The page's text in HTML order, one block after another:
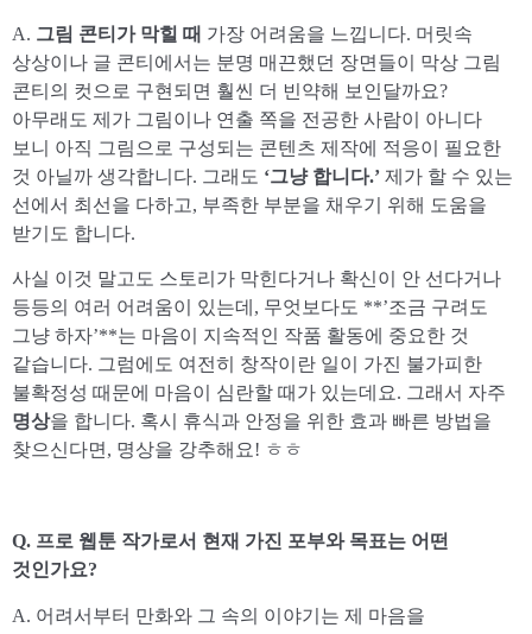
A. 그림 콘티가 막힐 때 가장 어려움을 느낍니다. 머릿속
상상이나 글 콘티에서는 분명 매끈했던 장면들이 막상 그림
콘티의 컷으로 구현되면 훨씬 더 빈약해 보인달까요?
아무래도 제가 그림이나 연출 쪽을 전공한 사람이 아니다
보니 아직 그림으로 구성되는 콘텐츠 제작에 적응이 필요한
것 아닐까 생각합니다. 그래도 ‘그냥 합니다.’ 제가 할 수 있는
선에서 최선을 다하고, 부족한 부분을 채우기 위해 도움을
받기도 합니다.
사실 이것 말고도 스토리가 막힌다거나 확신이 안 선다거나
등등의 여러 어려움이 있는데, 무엇보다도 **’조금 구려도
그냥 하자’**는 마음이 지속적인 작품 활동에 중요한 것
같습니다. 그럼에도 여전히 창작이란 일이 가진 불가피한
불확정성 때문에 마음이 심란할 때가 있는데요. 그래서 자주
명상을 합니다. 혹시 휴식과 안정을 위한 효과 빠른 방법을
찾으신다면, 명상을 강추해요! ㅎㅎ
Q. 프로 웹툰 작가로서 현재 가진 포부와 목표는 어떤
것인가요?
A. 어려서부터 만화와 그 속의 이야기는 제 마음을